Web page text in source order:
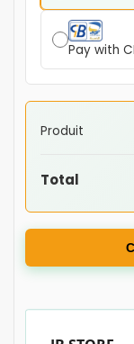
Pay with
Produit
Total